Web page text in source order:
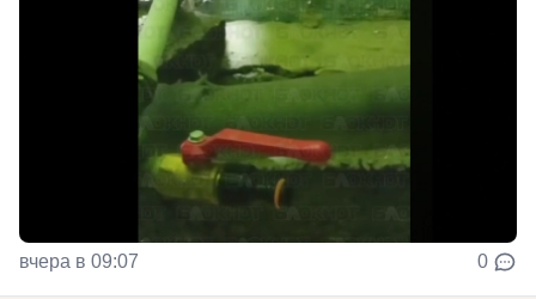
вчера в 09:07 0